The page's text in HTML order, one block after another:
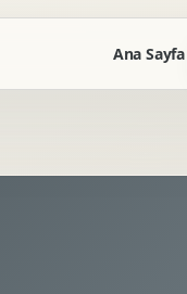
Ana Sayfa